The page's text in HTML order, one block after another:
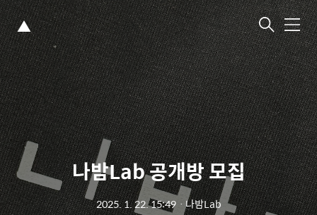
▲ 메
뉴
나밤Lab 공개방 모집
2025. 1. 22. 15:49ㆍ 나밤Lab